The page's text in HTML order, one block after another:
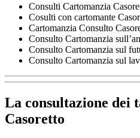
Consulti Cartomanzia
Cosulti con cartomante
Cartomanzia Consulto
Consulto Cartomanzia
Consulto Cartomanzia sul
Consulto Cartomanzia sul
La consultazione dei
Casoretto